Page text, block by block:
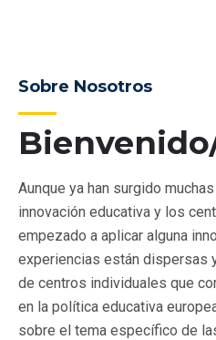
Sobre Nosotros
Aunque ya han surgido
innovación educativa y los
empezado a aplicar alguna
experiencias están dispersas
de centros individuales que
en la política educativa
sobre el tema específico de